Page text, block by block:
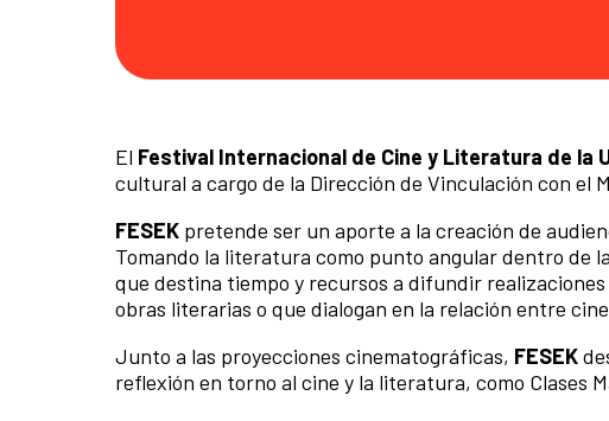
El Festival Internacional de Cine y Literatura de la
cultural a cargo de la Dirección de Vinculación con el
FESEK pretende ser un aporte a la creación de
Tomando la literatura como punto angular dentro de
que destina tiempo y recursos a difundir
obras literarias o que dialogan en la relación entre
Junto a las proyecciones cinematográficas, FESEK
reflexión en torno al cine y la literatura, como Clases